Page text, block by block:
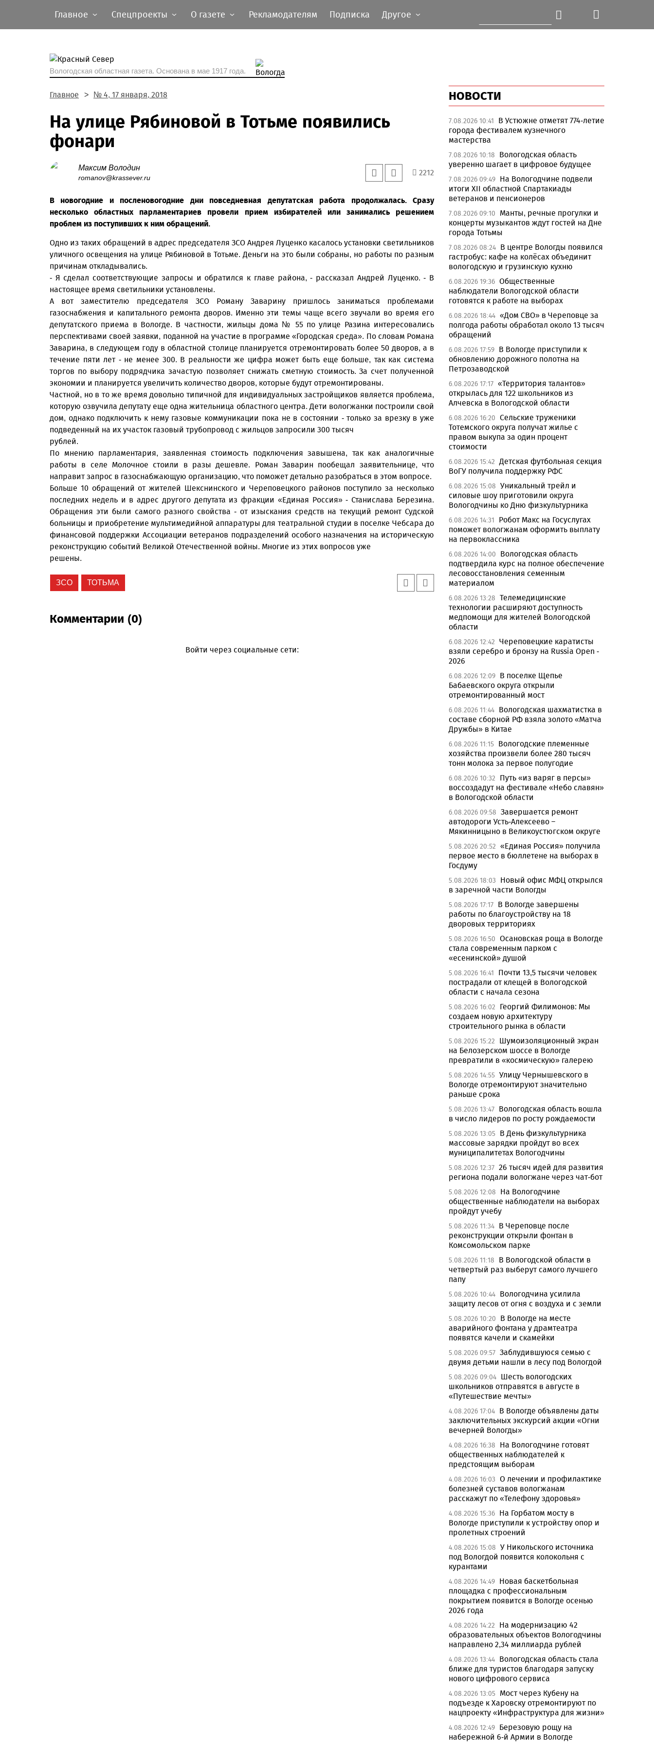
Главное Спецпроекты О газете Рекламодателям Подписка Другое
Вологодская областная газета. Основана в мае 1917 года.
Главное № 4, 17 января, 2018
На улице Рябиновой в Тотьме появились
фонари
Максим Володин
romanov@krassever.ru
2212
В новогодние и посленовогодние дни повседневная депутатская работа продолжалась. Сразу
несколько областных парламентариев провели прием избирателей или занимались решением
проблем из поступивших к ним обращений.
Одно из таких обращений в адрес председателя ЗСО Андрея Луценко касалось установки светильников
уличного освещения на улице Рябиновой в Тотьме. Деньги на это были собраны, но работы по разным
причинам откладывались.
- Я сделал соответствующие запросы и обратился к главе района, - рассказал Андрей Луценко. - В
настоящее время светильники установлены.
А вот заместителю председателя ЗСО Роману Заварину пришлось заниматься проблемами
газоснабжения и капитального ремонта дворов. Именно эти темы чаще всего звучали во время его
депутатского приема в Вологде. В частности, жильцы дома № 55 по улице Разина интересовались
перспективами своей заявки, поданной на участие в программе «Городская среда». По словам Романа
Заварина, в следующем году в областной столице планируется отремонтировать более 50 дворов, а в
течение пяти лет - не менее 300. В реальности же цифра может быть еще больше, так как система
торгов по выбору подрядчика зачастую позволяет снижать сметную стоимость. За счет полученной
экономии и планируется увеличить количество дворов, которые будут отремонтированы.
Частной, но в то же время довольно типичной для индивидуальных застройщиков является проблема,
которую озвучила депутату еще одна жительница областного центра. Дети вологжанки построили свой
дом, однако подключить к нему газовые коммуникации пока не в состоянии - только за врезку в уже
подведенный на их участок газовый трубопровод с жильцов запросили 300 тысяч
рублей.
По мнению парламентария, заявленная стоимость подключения завышена, так как аналогичные
работы в селе Молочное стоили в разы дешевле. Роман Заварин пообещал заявительнице, что
направит запрос в газоснабжающую организацию, что поможет детально разобраться в этом вопросе.
Больше 10 обращений от жителей Шекснинского и Череповецкого районов поступило за несколько
последних недель и в адрес другого депутата из фракции «Единая Россия» - Станислава Березина.
Обращения эти были самого разного свойства - от изыскания средств на текущий ремонт Судской
больницы и приобретение мультимедийной аппаратуры для театральной студии в поселке Чебсара до
финансовой поддержки Ассоциации ветеранов подразделений особого назначения на историческую
реконструкцию событий Великой Отечественной войны. Многие из этих вопросов уже
решены.
ЗСО ТОТЬМА
Комментарии (0)
Войти через социальные сети:
НОВОСТИ
7.08.2026 10:41
В Устюжне отметят 774-летие
города фестивалем кузнечного
мастерства
7.08.2026 10:18
Вологодская область
уверенно шагает в цифровое будущее
7.08.2026 09:49 На Вологодчине подвели
итоги XII областной Спартакиады
ветеранов и пенсионеров
7.08.2026 09:10
Манты, речные прогулки и
концерты музыкантов ждут гостей на Дне
города Тотьмы
7.08.2026 08:24 В центре Вологды появился
гастробус: кафе на колёсах объединит
вологодскую и грузинскую кухню
6.08.2026 19:36 Общественные
наблюдатели Вологодской области
готовятся к работе на выборах
6.08.2026 18:44 «Дом СВО» в Череповце за
полгода работы обработал около 13 тысяч
обращений
6.08.2026 17:59 В Вологде приступили к
обновлению дорожного полотна на
Петрозаводской
6.08.2026 17:17 «Территория талантов»
открылась для 122 школьников из
Алчевска в Вологодской области
6.08.2026 16:20 Сельские труженики
Тотемского округа получат жилье с
правом выкупа за один процент
стоимости
6.08.2026 15:42 Детская футбольная секция
ВоГУ получила поддержку РФС
6.08.2026 15:08 Уникальный трейл и
силовые шоу приготовили округа
Вологодчины ко Дню физкультурника
6.08.2026 14:31
Робот Макс на Госуслугах
поможет вологжанам оформить выплату
на первоклассника
6.08.2026 14:00
Вологодская область
подтвердила курс на полное обеспечение
лесовосстановления семенным
материалом
6.08.2026 13:28 Телемедицинские
технологии расширяют доступность
медпомощи для жителей Вологодской
области
6.08.2026 12:42 Череповецкие каратисты
взяли серебро и бронзу на Russia Open -
2026
6.08.2026 12:09 В поселке Щепье
Бабаевского округа открыли
отремонтированный мост
6.08.2026 11:44 Вологодская шахматистка в
составе сборной РФ взяла золото «Матча
Дружбы» в Китае
6.08.2026 11:15 Вологодские племенные
хозяйства произвели более 280 тысяч
тонн молока за первое полугодие
6.08.2026 10:32
Путь «из варяг в персы»
воссоздадут на фестивале «Небо славян»
в Вологодской области
6.08.2026 09:58 Завершается ремонт
автодороги Усть-Алексеево –
Мякинницыно в Великоустюгском округе
5.08.2026 20:52 «Единая Россия» получила
первое место в бюллетене на выборах в
Госдуму
5.08.2026 18:03
Новый офис МФЦ открылся
в заречной части Вологды
5.08.2026 17:17 В Вологде завершены
работы по благоустройству на 18
дворовых территориях
5.08.2026 16:50 Осановская роща в Вологде
стала современным парком с
«есенинской» душой
5.08.2026 16:41
Почти 13,5 тысячи человек
пострадали от клещей в Вологодской
области с начала сезона
5.08.2026 16:02
Георгий Филимонов: Мы
создаем новую архитектуру
строительного рынка в области
5.08.2026 15:22
Шумоизоляционный экран
на Белозерском шоссе в Вологде
превратили в «космическую» галерею
5.08.2026 14:55 Улицу Чернышевского в
Вологде отремонтируют значительно
раньше срока
5.08.2026 13:47 Вологодская область вошла
в число лидеров по росту рождаемости
5.08.2026 13:05 В День физкультурника
массовые зарядки пройдут во всех
муниципалитетах Вологодчины
5.08.2026 12:37 26 тысяч идей для развития
региона подали вологжане через чат-бот
5.08.2026 12:08
На Вологодчине
общественные наблюдатели на выборах
пройдут учебу
5.08.2026 11:34 В Череповце после
реконструкции открыли фонтан в
Комсомольском парке
5.08.2026 11:18
В Вологодской области в
четвертый раз выберут самого лучшего
папу
5.08.2026 10:44 Вологодчина усилила
защиту лесов от огня с воздуха и с земли
5.08.2026 10:20
В Вологде на месте
аварийного фонтана у драмтеатра
появятся качели и скамейки
5.08.2026 09:57 Заблудившуюся семью с
двумя детьми нашли в лесу под Вологдой
5.08.2026 09:04 Шесть вологодских
школьников отправятся в августе в
«Путешествие мечты»
4.08.2026 17:04 В Вологде объявлены даты
заключительных экскурсий акции «Огни
вечерней Вологды»
4.08.2026 16:38
На Вологодчине готовят
общественных наблюдателей к
предстоящим выборам
4.08.2026 16:03 О лечении и профилактике
болезней суставов вологжанам
расскажут по «Телефону здоровья»
4.08.2026 15:36 На Горбатом мосту в
Вологде приступили к устройству опор и
пролетных строений
4.08.2026 15:08 У Никольского источника
под Вологдой появится колокольня с
курантами
4.08.2026 14:49 Новая баскетбольная
площадка с профессиональным
покрытием появится в Вологде осенью
2026 года
4.08.2026 14:22
На модернизацию 42
образовательных объектов Вологодчины
направлено 2,34 миллиарда рублей
4.08.2026 13:44 Вологодская область стала
ближе для туристов благодаря запуску
нового цифрового сервиса
4.08.2026 13:05 Мост через Кубену на
подъезде к Харовску отремонтируют по
нацпроекту «Инфраструктура для жизни»
4.08.2026 12:49 Березовую рощу на
набережной 6-й Армии в Вологде